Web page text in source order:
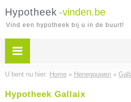
Hypotheek -vinden.be
Vind een hypotheek bij u in de buurt!
U bent nu hier: Home » Henegouwen »
Hypotheek Gallaix